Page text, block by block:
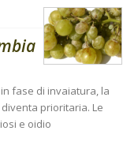
fase di invaiatura, la
prioritaria. Le
e oidio